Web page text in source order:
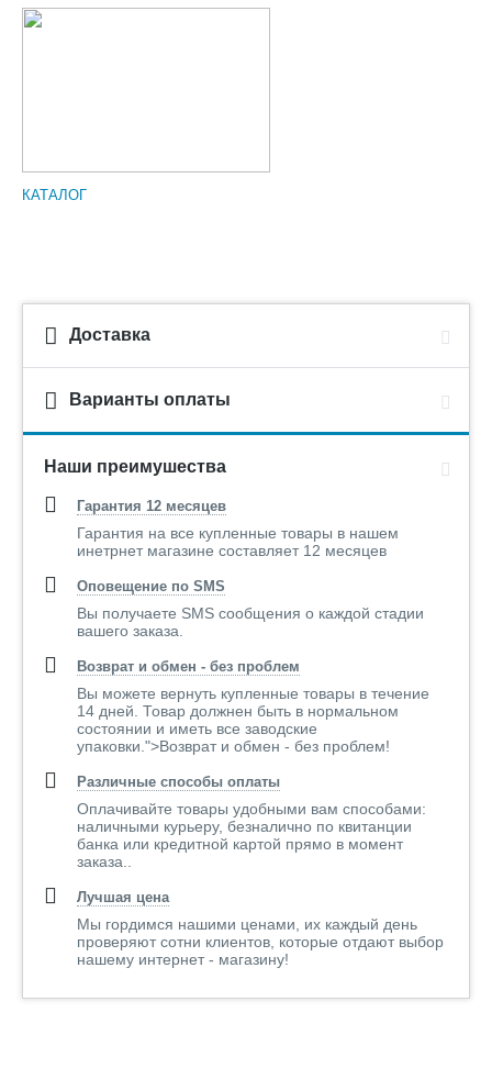
КАТАЛОГ
Доставка
Варианты оплаты
Наши преимушества
Гарантия 12 месяцев
Гарантия на все купленные товары в нашем
инетрнет магазине составляет 12 месяцев
Оповещение по SMS
Вы получаете SMS сообщения о каждой стадии
вашего заказа.
Возврат и обмен - без проблем
Вы можете вернуть купленные товары в течение
14 дней. Товар должнен быть в нормальном
состоянии и иметь все заводские
упаковки.">Возврат и обмен - без проблем!
Различные способы оплаты
Оплачивайте товары удобными вам способами:
наличными курьеру, безналично по квитанции
банка или кредитной картой прямо в момент
заказа..
Лучшая цена
Мы гордимся нашими ценами, их каждый день
проверяют сотни клиентов, которые отдают выбор
нашему интернет - магазину!